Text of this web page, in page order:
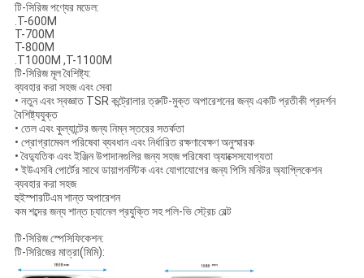
টি-সিরিজ পণ্যের মডেল:
.T-600M
T-700M
T-800M
.T1000M ,T-1100M
টি-সিরিজ মূল বৈশিষ্ট্য:
ব্যবহার করা সহজ এবং সেবা
• নতুন এবং স্বজ্ঞাত TSR কন্ট্রোলার ত্রুটি-মুক্ত অপারেশনের জন্য একটি প্রতীকী প্রদর্শন
বৈশিষ্ট্যযুক্ত
• তেল এবং কুল্যান্টের জন্য নিম্ন স্তরের সতর্কতা
• প্রোগ্রামেবল পরিষেবা ব্যবধান এবং নির্ধারিত রক্ষণাবেক্ষণ অনুস্মারক
• বৈদ্যুতিক এবং ইঞ্জিন উপাদানগুলির জন্য সহজ পরিষেবা অ্যাক্সেসযোগ্যতা
• ইউএসবি পোর্টের সাথে ডায়াগনস্টিক এবং যোগাযোগের জন্য পিসি মনিটর অ্যাপ্লিকেশন
ব্যবহার করা সহজ
হুইস্পারটিএম শান্ত অপারেশন
কম শব্দের জন্য শান্ত চ্যানেল প্রযুক্তি সহ পলি-ভি স্ট্রেচ বেল্ট
টি-সিরিজ স্পেসিফিকেশন:
টি-সিরিজের মাত্রা(মিমি):